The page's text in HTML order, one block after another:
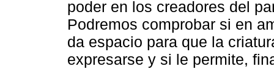
poder en los creadores del
Podremos comprobar si en
da espacio para que la
expresarse y si le permite,